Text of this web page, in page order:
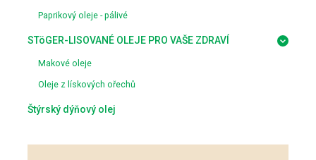
Paprikový oleje - pálivé
STöGER-LISOVANÉ OLEJE PRO VAŠE ZDRAVÍ
Makové oleje
Oleje z lískových ořechů
Štýrský dýňový olej